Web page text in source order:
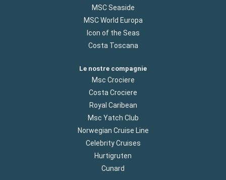
MSC Seaside
MSC World Europa
Icon of the Seas
Costa Toscana
Le nostre compagnie
Msc Crociere
Costa Crociere
Royal Caribean
Msc Yatch Club
Norwegian Cruise Line
Celebrity Cruises
Hurtigruten
Cunard